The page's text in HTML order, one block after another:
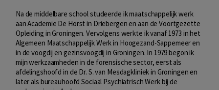
Na de middelbare school studeerde ik maatschappelijk werk
aan Academie De Horst in Driebergen en aan de Voortgezette
Opleiding in Groningen. Vervolgens werkte ik vanaf 1973 in het
Algemeen Maatschappelijk Werk in Hoogezand-Sappemeer en
in de voogdij en gezinsvoogdij in Groningen. In 1979 begon ik
mijn werkzaamheden in de forensische sector, eerst als
afdelingshoofd in de Dr. S. van Mesdagkliniek in Groningen en
later als bureauhoofd Sociaal Psychiatrisch Werk bij de